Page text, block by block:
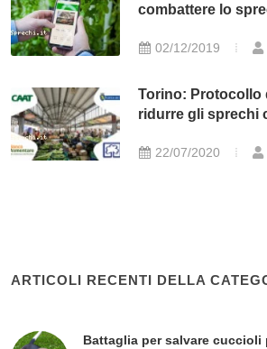
combattere lo
02/12/2019
Torino: Protocollo
ridurre gli sprechi
22/07/2020
ARTICOLI RECENTI DELLA
Battaglia per salvare